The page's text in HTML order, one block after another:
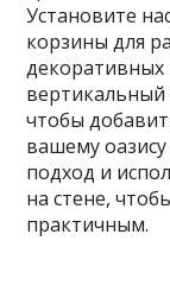
Установите
корзины для
декоративных
вертикальный
чтобы
вашему
подход и
на стене,
практичным.